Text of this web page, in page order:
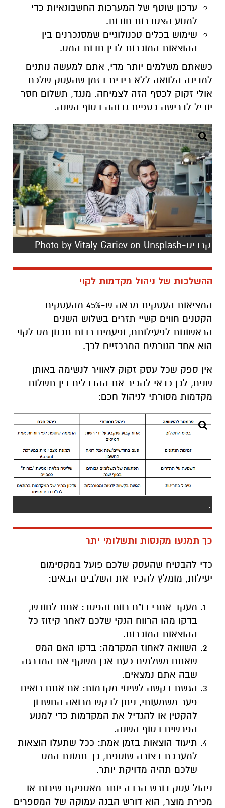
עדכון שוטף של המערכות החשבונאיות כדי
למנוע הצטברות חובות.
שימוש בכלים טכנולוגיים שמסנכרנים בין
ההוצאות המוכרות לבין חבות המס.
כשאתם משלמים יותר מדי, אתם למעשה נותנים
למדינה הלוואה ללא ריבית בזמן שהעסק שלכם
אולי זקוק לכסף הזה לצמיחה. מנגד, תשלום חסר
יוביל לדרישה כספית גבוהה בסוף השנה.
קרדיט-Photo by Vitaly Gariev on Unsplash
ההשלכות של ניהול מקדמות לקוי
המציאות העסקית מראה ש-45% מהעסקים
הקטנים חווים קשיי תזרים בשלוש השנים
הראשונות לפעילותם, ופעמים רבות תכנון מס לקוי
הוא אחד הגורמים המרכזיים לכך.
אין ספק שכל עסק זקוק לאוויר לנשימה באותן
שנים, לכן כדאי להכיר את ההבדלים בין תשלום
מקדמות מסורתי לניהול חכם:
.
כך תמנעו מקנסות ותשלומי יתר
כדי להבטיח שהעסק שלכם פועל במקסימום
יעילות, מומלץ להכיר את השלבים הבאים:
מעקב אחרי דו"ח רווח והפסד: אחת לחודש,
בדקו מהו הרווח הנקי שלכם לאחר קיזוז כל
ההוצאות המוכרות.
השוואה לאחוז המקדמה: בדקו האם המס
שאתם משלמים כעת אכן משקף את המדרגה
שבה אתם נמצאים.
הגשת בקשה לשינוי מקדמות: אם אתם רואים
פער משמעותי, ניתן לבקש מרואה החשבון
להקטין או להגדיל את המקדמות כדי למנוע
הפרשים בסוף השנה.
תיעוד הוצאות בזמן אמת: ככל שתעלו הוצאות
למערכת בצורה שוטפת, כך תמונת המס
שלכם תהיה מדויקת יותר.
ניהול עסק דורש הרבה יותר מאספקת שירות או
מכירת מוצר, הוא דורש הבנה עמוקה של המספרים